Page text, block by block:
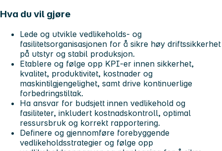
Hva du vil gjøre
Lede og utvikle vedlikeholds- og
fasilitetsorganisasjonen for å sikre høy driftssikkerhet
på utstyr og stabil produksjon.
Etablere og følge opp KPI-er innen sikkerhet,
kvalitet, produktivitet, kostnader og
maskintilgjengelighet, samt drive kontinuerlige
forbedringstiltak.
Ha ansvar for budsjett innen vedlikehold og
fasiliteter, inkludert kostnadskontroll, optimal
ressursbruk og korrekt rapportering.
Definere og gjennomføre forebyggende
vedlikeholdsstrategier og følge opp